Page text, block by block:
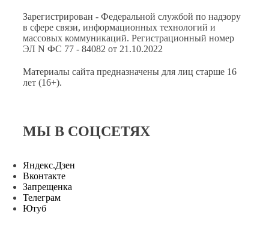
Зарегистрирован - Федеральной службой по надзору
в сфере связи, информационных технологий и
массовых коммуникаций. Регистрационный номер
ЭЛ N ФС 77 - 84082 от 21.10.2022
Материалы сайта предназначены для лиц старше 16
лет (16+).
МЫ В СОЦСЕТЯХ
Яндекс.Дзен
Вконтакте
Запрещенка
Телеграм
Ютуб